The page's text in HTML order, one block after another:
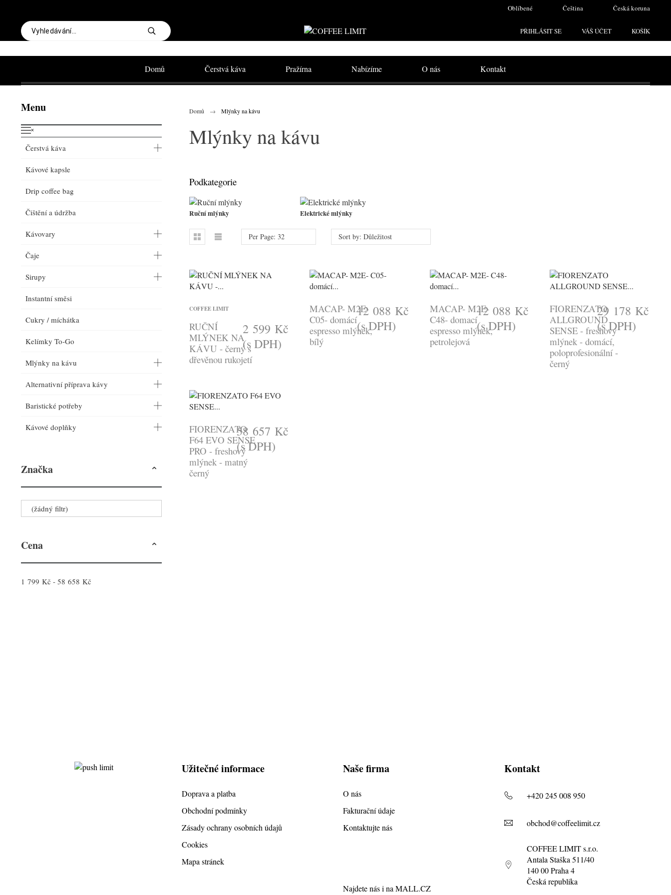
Oblíbené Čeština Česká koruna
PŘIHLÁSIT SE VÁŠ ÚČET KOŠÍK
Domů Čerstvá káva Pražírna Nabízíme O nás Kontakt
Menu
˟
Čerstvá káva
Kávové kapsle
Drip coffee bag
Čištění a údržba
Kávovary
Čaje
Sirupy
Instantní směsi
Cukry / míchátka
Kelímky To-Go
Mlýnky na kávu
Alternativní příprava kávy
Baristické potřeby
Kávové doplňky
Značka
(žádný filtr)
Cena
1 799 Kč - 58 658 Kč
Domů Mlýnky na kávu
Mlýnky na kávu
Podkategorie
Ruční mlýnky Elektrické mlýnky
Per Page: 32 Sort by: Důležitost
COFFEE LIMIT
RUČNÍ
MLÝNEK NA
KÁVU - černý s
dřevěnou rukojetí
2 599 Kč
(s DPH)
MACAP- M2E-
C05- domácí
espresso mlýnek,
bílý
12 088 Kč
(s DPH)
MACAP- M2E-
C48- domací
espresso mlýnek,
petrolejová
12 088 Kč
(s DPH)
FIORENZATO
ALLGROUND
SENSE - freshový
mlýnek - domácí,
poloprofesionální -
černý
29 178 Kč
(s DPH)
FIORENZATO
F64 EVO SENSE
PRO - freshový
mlýnek - matný
černý
58 657 Kč
(s DPH)
Užitečné informace
Doprava a platba
Obchodní podmínky
Zásady ochrany osobních údajů
Cookies
Mapa stránek
Naše firma
O nás
Fakturační údaje
Kontaktujte nás
Najdete nás i na MALL.CZ
Kontakt
+420 245 008 950
obchod@coffeelimit.cz
COFFEE LIMIT s.r.o.
Antala Staška 511/40
140 00 Praha 4
Česká republika